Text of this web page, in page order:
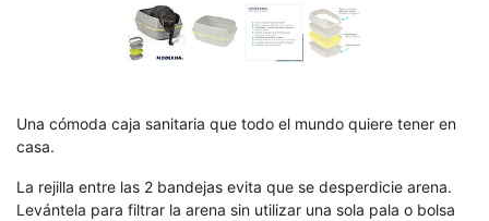
Una cómoda caja sanitaria que todo el mundo quiere tener en
casa.
La rejilla entre las 2 bandejas evita que se desperdicie arena.
Levántela para filtrar la arena sin utilizar una sola pala o bolsa